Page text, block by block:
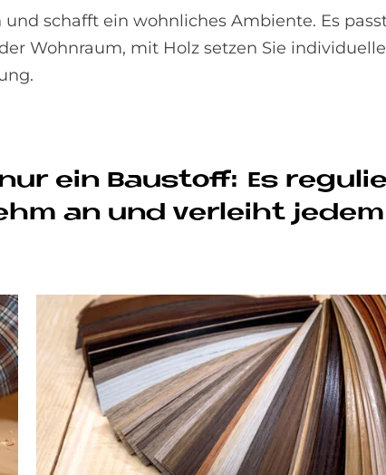
schafft ein wohnliches Ambiente. Es
Wohnraum, mit Holz setzen Sie
ein Bau­stoff: Es
an und ver­lei­ht je­dem